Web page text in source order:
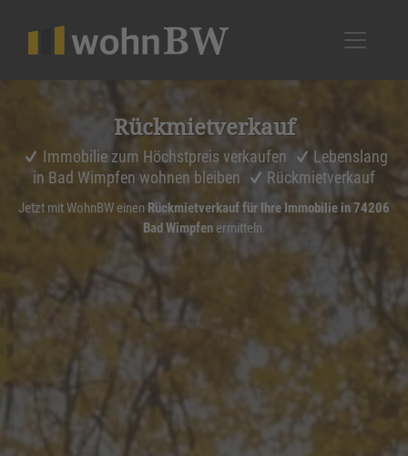
Rückmiet­ver­kauf
Immobilie zum Höchstpreis verkaufen
Lebenslang
in Bad Wimpfen wohnen bleiben
Rückmietverkauf
Jetzt mit WohnBW einen Rückmietverkauf für Ihre Immobilie in 74206
Bad Wimpfenermitteln.